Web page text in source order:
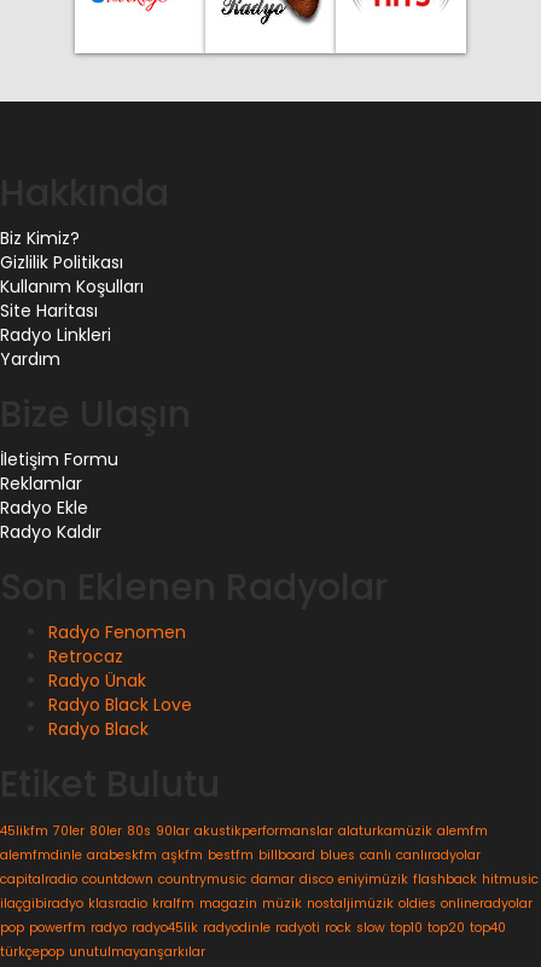
Biz Kimiz?
Gizlilik Politikası
Kullanım Koşulları
Site Haritası
Radyo Linkleri
Yardım
İletişim Formu
Reklamlar
Radyo Ekle
Radyo Kaldır
Radyo Fenomen
Retrocaz
Radyo Ünak
Radyo Black Love
Radyo Black
45likfm 70ler 80ler 80s 90lar akustikperformanslar alaturkamüzik alemfm
alemfmdinle arabeskfm aşkfm bestfm billboard blues canlı canlıradyolar
capitalradio countdown countrymusic damar disco eniyimüzik flashback hitmusic
ilaçgibiradyo klasradio kralfm magazin müzik nostaljimüzik oldies onlineradyolar
pop powerfm radyo radyo45lik radyodinle radyoti rock slow top10 top20 top40
türkçepop unutulmayanşarkılar